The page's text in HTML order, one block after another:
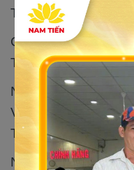
Tú, Bình Hưng Hòa
Chi nhánh Nam
Tân Xuân, Hóc
Nam Tiến Nhơn
Vương, KP. Phước
Trạch, Đồng Nai
Nam Tiến Bến